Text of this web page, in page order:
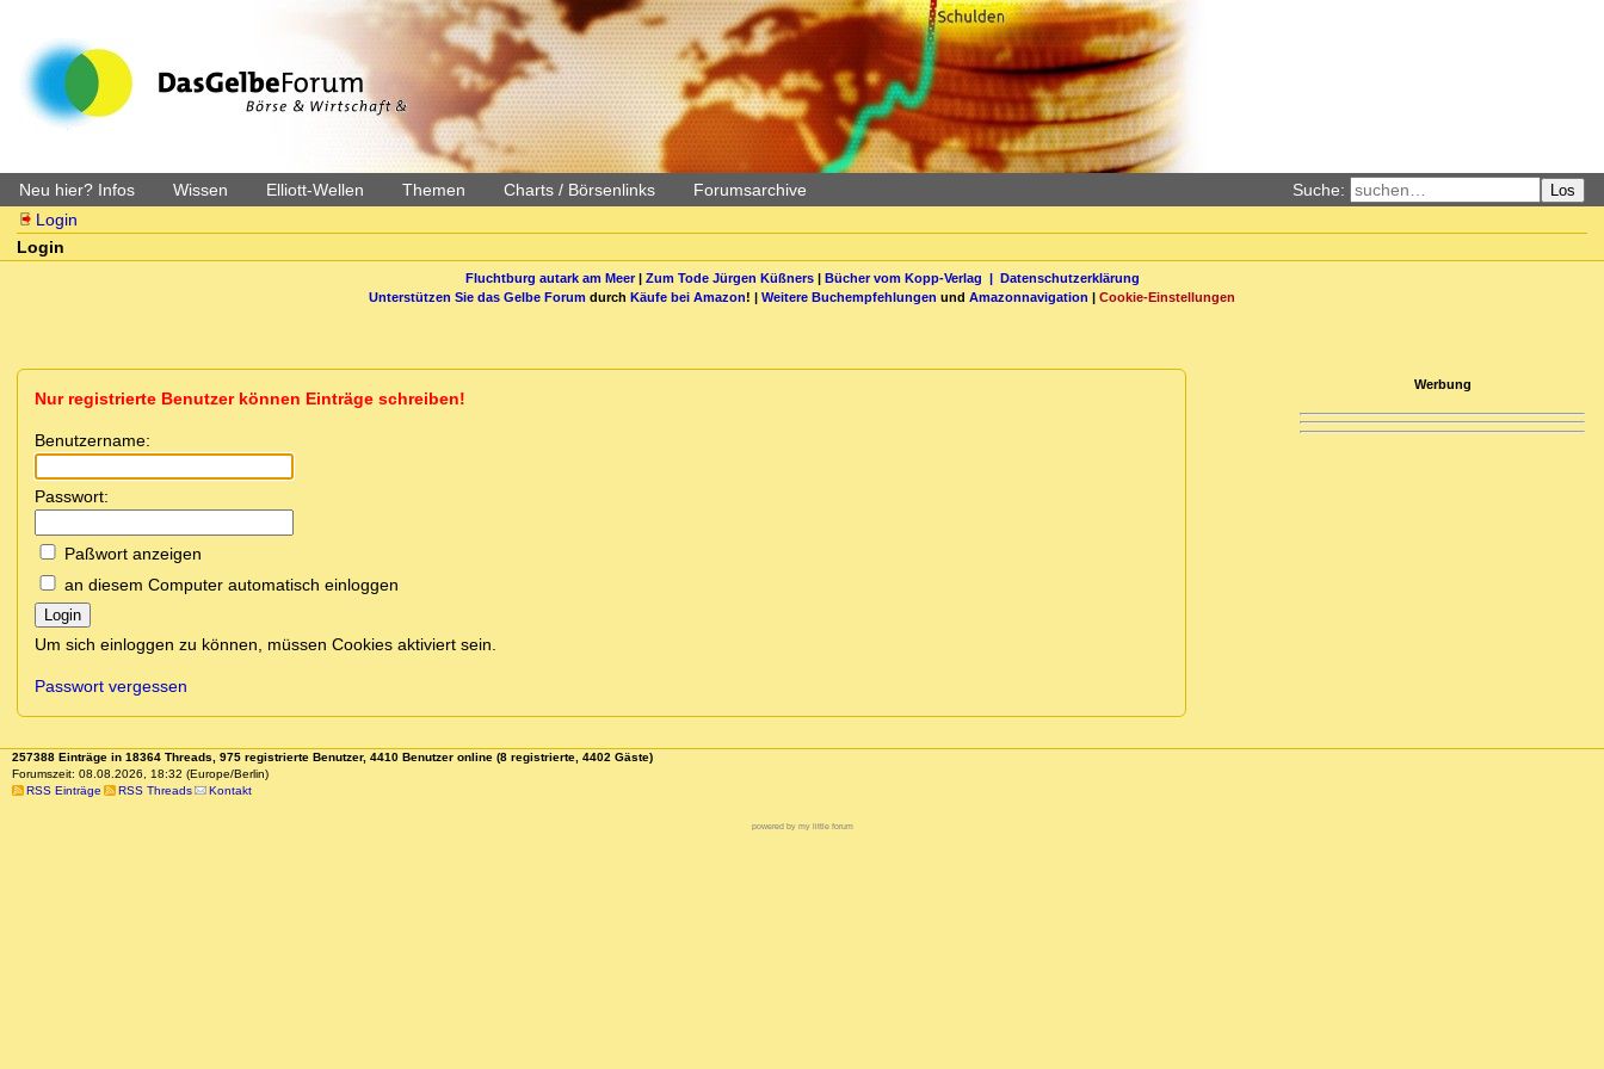
Neu hier? Infos Wissen Elliott-Wellen Themen Charts / Börsenlinks Forumsarchive Suche: Los
Login
Login
Fluchtburg autark am Meer| Zum Tode Jürgen Küßners| Bücher vom Kopp-Verlag | Datenschutzerklärung
Unterstützen Sie das Gelbe Forum durch Käufe bei Amazon! | Weitere Buchempfehlungen und Amazonnavigation | Cookie-Einstellungen
Nur registrierte Benutzer können Einträge schreiben!
Benutzername:
Passwort:
Paßwort anzeigen
an diesem Computer automatisch einloggen
Login
Um sich einloggen zu können, müssen Cookies aktiviert sein.
Passwort vergessen
Werbung
257388 Einträge in 18364 Threads, 975 registrierte Benutzer, 4410 Benutzer online (8 registrierte, 4402 Gäste)
Forumszeit: 08.08.2026, 18:32 (Europe/Berlin)
RSS Einträge
RSS Threads Kontakt
powered by my little forum